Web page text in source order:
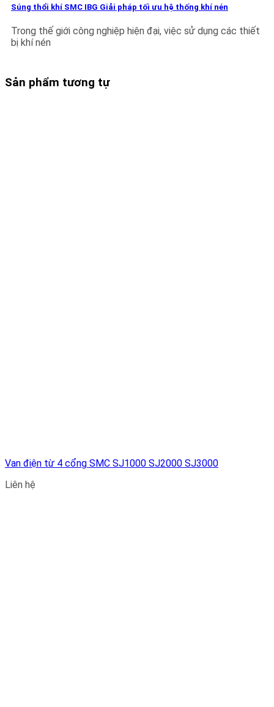
Súng thổi khí SMC IBG Giải pháp tối ưu hệ thống khí nén
Trong thế giới công nghiệp hiện đại, việc sử dụng các thiết
bị khí nén
Sản phẩm tương tự
Van điện từ 4 cổng SMC SJ1000 SJ2000 SJ3000
Liên hệ